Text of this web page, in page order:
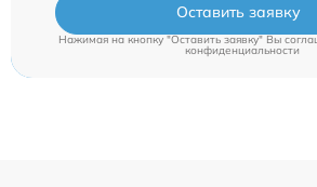
Оставить заявку
Нажимая на кнопку "Оставить заявку" Вы
конфиденциальности